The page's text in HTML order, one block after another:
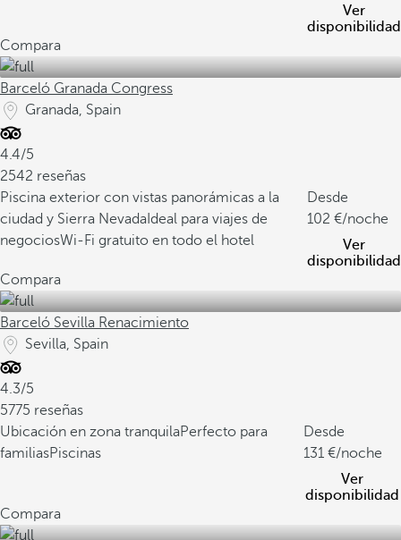
Ver
disponibilidad
Compara
Barceló Granada Congress
Granada, Spain
4.4/5
2542 reseñas
Piscina exterior con vistas panorámicas a la
ciudad y Sierra Nevada Ideal para viajes de
negociosWi-Fi gratuito en todo el hotel
Desde
102
/noche
Ver
disponibilidad
Compara
Barceló Sevilla Renacimiento
Sevilla, Spain
4.3/5
5775 reseñas
Ubicación en zona tranquilaPerfecto para
familiasPiscinas
Desde
131
/noche
Ver
disponibilidad
Compara